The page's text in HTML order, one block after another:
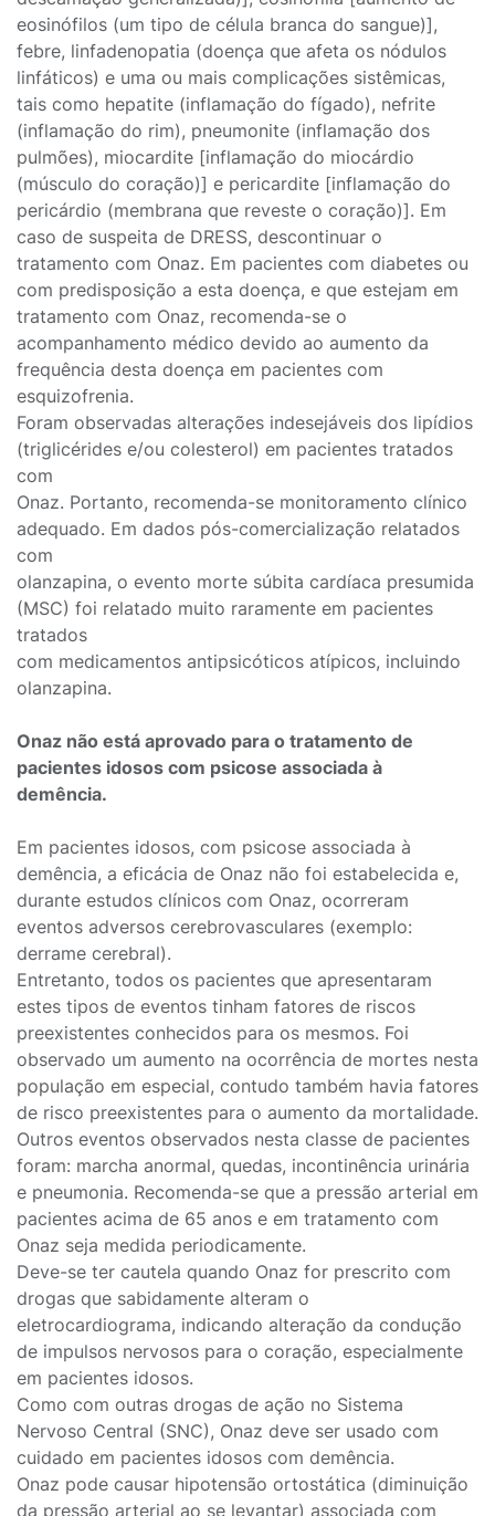
eosinófilos (um tipo de célula branca do sangue)],
febre, linfadenopatia (doença que afeta os nódulos
linfáticos) e uma ou mais complicações sistêmicas,
tais como hepatite (inflamação do fígado), nefrite
(inflamação do rim), pneumonite (inflamação dos
pulmões), miocardite [inflamação do miocárdio
(músculo do coração)] e pericardite [inflamação do
pericárdio (membrana que reveste o coração)]. Em
caso de suspeita de DRESS, descontinuar o
tratamento com Onaz. Em pacientes com diabetes ou
com predisposição a esta doença, e que estejam em
tratamento com Onaz, recomenda-se o
acompanhamento médico devido ao aumento da
frequência desta doença em pacientes com
esquizofrenia.
Foram observadas alterações indesejáveis dos lipídios
(triglicérides e/ou colesterol) em pacientes tratados
com
Onaz. Portanto, recomenda-se monitoramento clínico
adequado. Em dados pós-comercialização relatados
com
olanzapina, o evento morte súbita cardíaca presumida
(MSC) foi relatado muito raramente em pacientes
tratados
com medicamentos antipsicóticos atípicos, incluindo
olanzapina.
Onaz não está aprovado para o tratamento de
pacientes idosos com psicose associada à
demência.
Em pacientes idosos, com psicose associada à
demência, a eficácia de Onaz não foi estabelecida e,
durante estudos clínicos com Onaz, ocorreram
eventos adversos cerebrovasculares (exemplo:
derrame cerebral).
Entretanto, todos os pacientes que apresentaram
estes tipos de eventos tinham fatores de riscos
preexistentes conhecidos para os mesmos. Foi
observado um aumento na ocorrência de mortes nesta
população em especial, contudo também havia fatores
de risco preexistentes para o aumento da mortalidade.
Outros eventos observados nesta classe de pacientes
foram: marcha anormal, quedas, incontinência urinária
e pneumonia. Recomenda-se que a pressão arterial em
pacientes acima de 65 anos e em tratamento com
Onaz seja medida periodicamente.
Deve-se ter cautela quando Onaz for prescrito com
drogas que sabidamente alteram o
eletrocardiograma, indicando alteração da condução
de impulsos nervosos para o coração, especialmente
em pacientes idosos.
Como com outras drogas de ação no Sistema
Nervoso Central (SNC), Onaz deve ser usado com
cuidado em pacientes idosos com demência.
Onaz pode causar hipotensão ortostática (diminuição
da pressão arterial ao se levantar) associada com